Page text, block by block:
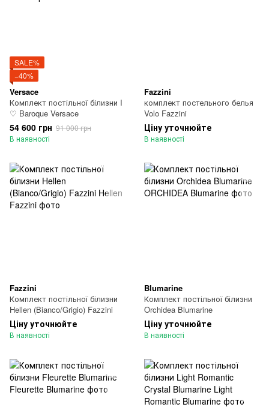
SALE%
−40%
Versace
Комплект постільної білизни I
♡ Baroque Versace
54 600 грн 91 000 грн
В наявності
Fazzini
комплект постельного белья
Volo Fazzini
Ціну уточнюйте
В наявності
Fazzini
Комплект постільної білизни
Hellen (Bianco/Grigio) Fazzini
Ціну уточнюйте
В наявності
Blumarine
Комплект постільної білизни
Orchidea Blumarine
Ціну уточнюйте
В наявності